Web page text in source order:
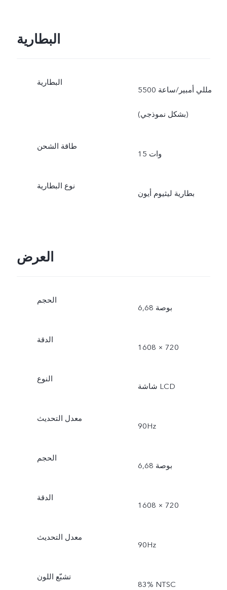
البطارية
البطارية
5500 مللي أمبير/ساعة
(بشكل نموذجي)
طاقة الشحن
15 وات
نوع البطارية
بطارية ليثيوم أيون
العرض
الحجم
6,68 بوصة
الدقة
1608 × 720
النوع
شاشة LCD
معدل التحديث
90Hz
الحجم
6,68 بوصة
الدقة
1608 × 720
معدل التحديث
90Hz
تشبّع اللون
83% NTSC